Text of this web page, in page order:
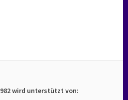
wird unterstützt von: